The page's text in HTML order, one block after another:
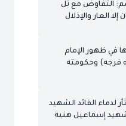
التفاوض مع تل
إلا العار والإذلال
في ظهور الإمام
فرجه) وحكومته
لدماء القائد الشهيد
إسماعيل هنية